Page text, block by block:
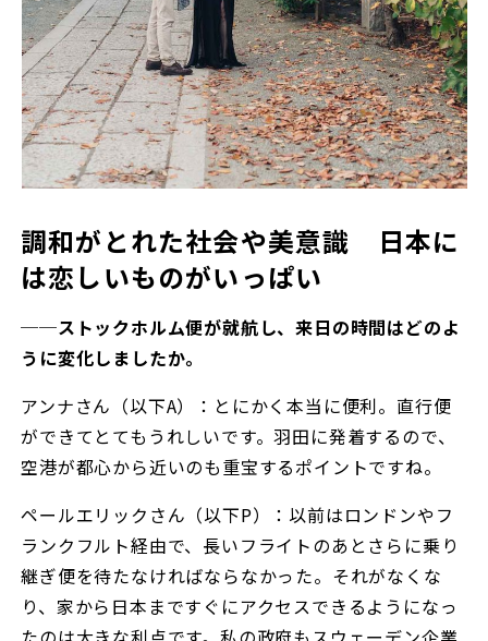
調和がとれた社会や美意識 日本に
は恋しいものがいっぱい
──ストックホルム便が就航し、来日の時間はどのよ
うに変化しましたか。
アンナさん（以下A）：とにかく本当に便利。直行便
ができてとてもうれしいです。羽田に発着するので、
空港が都心から近いのも重宝するポイントですね。
ペールエリックさん（以下P）：以前はロンドンやフ
ランクフルト経由で、長いフライトのあとさらに乗り
継ぎ便を待たなければならなかった。それがなくな
り、家から日本まですぐにアクセスできるようになっ